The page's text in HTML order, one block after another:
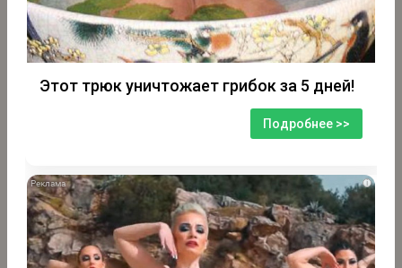
Этот трюк уничтожает грибок за 5 дней!
Подробнее >>
i